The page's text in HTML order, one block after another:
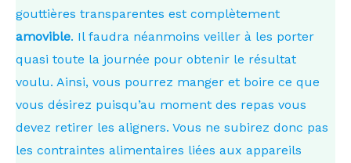
gouttières transparentes est complètement
amovible. Il faudra néanmoins veiller à les porter
quasi toute la journée pour obtenir le résultat
voulu. Ainsi, vous pourrez manger et boire ce que
vous désirez puisqu’au moment des repas vous
devez retirer les aligners. Vous ne subirez donc pas
les contraintes alimentaires liées aux appareils